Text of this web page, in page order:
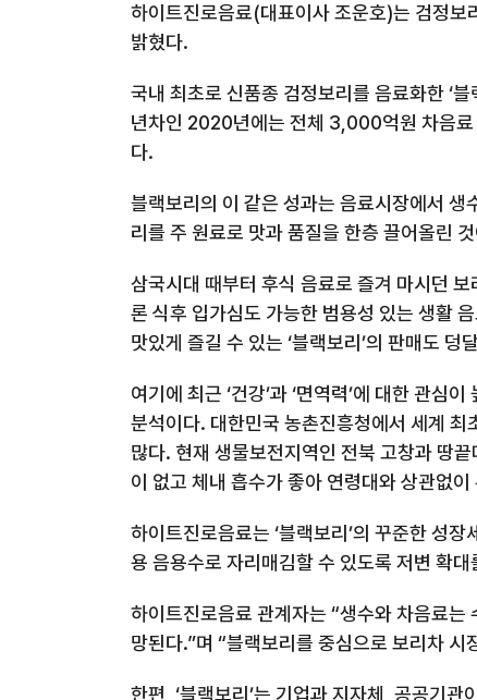
하이트진로음료(대표이사 조운호)는 검정보
밝혔다.
국내 최초로 신품종 검정보리를 음료화한 ‘블
년차인 2020년에는 전체 3,000억원 차음
다.
블랙보리의 이 같은 성과는 음료시장에서 생
리를 주 원료로 맛과 품질을 한층 끌어올린
삼국시대 때부터 후식 음료로 즐겨 마시던
론 식후 입가심도 가능한 범용성 있는 생활
맛있게 즐길 수 있는 ‘블랙보리’의 판매도 덩
여기에 최근 ‘건강’과 ‘면역력’에 대한 관심
분석이다. 대한민국 농촌진흥청에서 세계
많다. 현재 생물보전지역인 전북 고창과 땅
이 없고 체내 흡수가 좋아 연령대와 상관없
하이트진로음료는 ‘블랙보리’의 꾸준한 성
용 음용수로 자리매김할 수 있도록 저변 확대
하이트진로음료 관계자는 “생수와 차음료는
망된다.”며 “블랙보리를 중심으로 보리차 시
한편 ‘블랙보리’는 기업과 지자체 공공기관